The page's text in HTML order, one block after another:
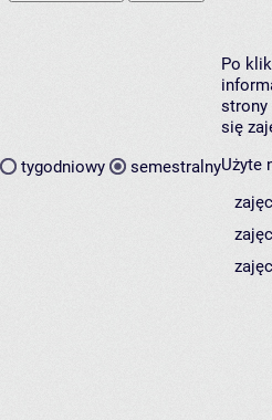
tygodniowy semestralny
Po
strony
się
Użyte